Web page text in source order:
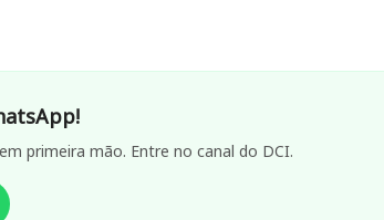
primeira mão. Entre no canal do DCI.